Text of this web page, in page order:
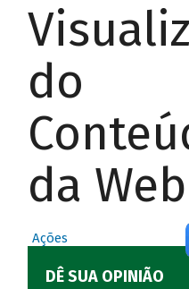
do
da Web
Ações
DÊ SUA OPINIÃO